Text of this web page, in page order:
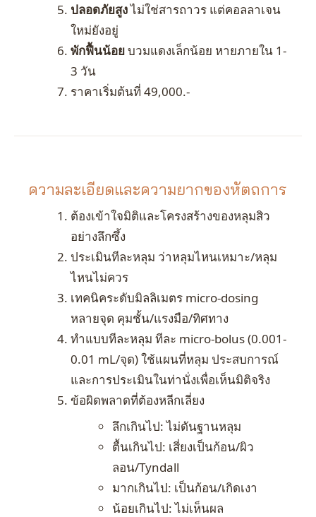
ปลอดภัยสูงไม่ใช่สารถาวร แต่คอลลาเจน
ใหม่ยังอยู่
พักฟื้นน้อยบวมแดงเล็กน้อย หายภายใน 1-
3 วัน
ราคาเริ่มต้นที่ 49,000.-
ความละเอียดและความยากของหัตถการ
ต้องเข้าใจมิติและโครงสร้างของหลุมสิว
อย่างลึกซึ้ง
ประเมินทีละหลุม ว่าหลุมไหนเหมาะ/หลุม
ไหนไม่ควร
เทคนิคระดับมิลลิเมตร micro-dosing
หลายจุด คุมชั้น/แรงมือ/ทิศทาง
ทำแบบทีละหลุม ทีละ micro-bolus (0.001-
0.01 mL/จุด) ใช้แผนที่หลุม ประสบการณ์
และการประเมินในท่านั่งเพื่อเห็นมิติจริง
ข้อผิดพลาดที่ต้องหลีกเลี่ยง
ลึกเกินไป: ไม่ดันฐานหลุม
ตื้นเกินไป: เสี่ยงเป็นก้อน/ผิว
ลอน/Tyndall
มากเกินไป: เป็นก้อน/เกิดเงา
น้อยเกินไป: ไม่เห็นผล